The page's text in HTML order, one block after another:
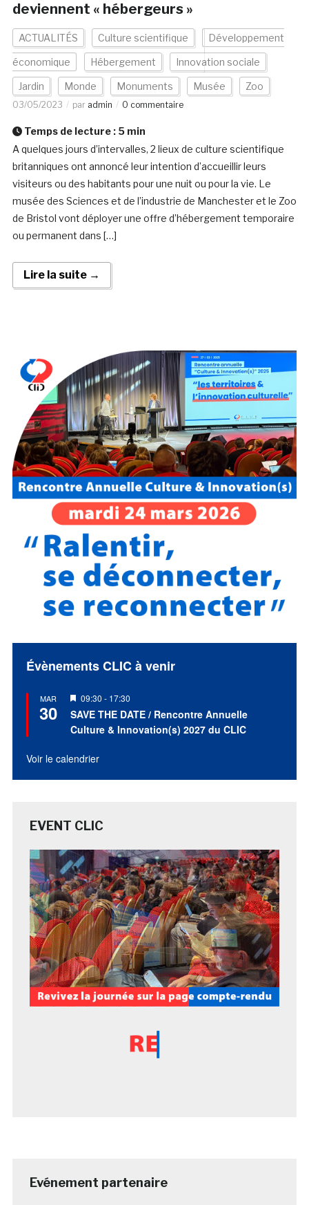
deviennent « hébergeurs »
ACTUALITÉS Culture scientifique Développement
économique Hébergement Innovation sociale
Jardin Monde Monuments Musée Zoo
03/05/2023 par admin 0 commentaire
Temps de lecture : 5 min
A quelques jours d’intervalles, 2 lieux de culture scientifique
britanniques ont annoncé leur intention d’accueillir leurs
visiteurs ou des habitants pour une nuit ou pour la vie. Le
musée des Sciences et de l’industrie de Manchester et le Zoo
de Bristol vont déployer une offre d’hébergement temporaire
ou permanent dans […]
Lire la suite →
Évènements CLIC à venir
MAR
30
Mis
en
avant
09:30 - 17:30
SAVE THE DATE / Rencontre Annuelle
Culture & Innovation(s) 2027 du CLIC
Voir le calendrier
EVENT CLIC
Evénement partenaire